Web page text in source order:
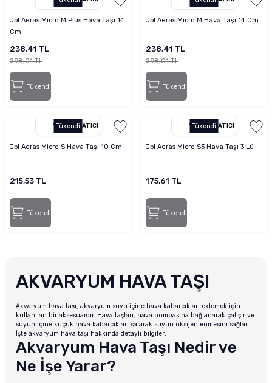
Jbl Aeras Micro M Plus Hava Taşı 14
Cm
238,41 TL
298,01 TL
Tükendi
Jbl Aeras Micro M Hava Taşı 14 Cm
238,41 TL
298,01 TL
Tükendi
Tükendi
YETKILI SATICI
Jbl Aeras Micro S Hava Taşı 10 Cm
215,53 TL
Tükendi
Tükendi
YETKILI SATICI
Jbl Aeras Micro S3 Hava Taşı 3 Lü
175,61 TL
Tükendi
AKVARYUM HAVA TAŞI
Akvaryum hava taşı, akvaryum suyu içine hava kabarcıkları eklemek için
kullanılan bir aksesuardır. Hava taşları, hava pompasına bağlanarak çalışır ve
suyun içine küçük hava kabarcıkları salarak suyun oksijenlenmesini sağlar.
İşte akvaryum hava taşı hakkında detaylı bilgiler:
Akvaryum Hava Taşı Nedir ve
Ne İşe Yarar?